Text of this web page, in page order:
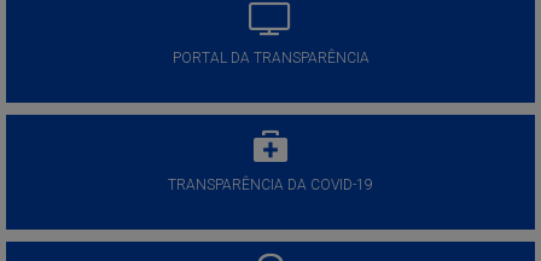
PORTAL DA TRANSPARÊNCIA
TRANSPARÊNCIA DA COVID-19